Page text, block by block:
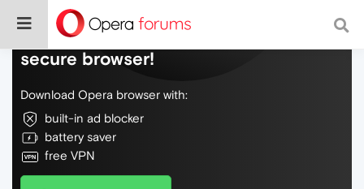
Do more on the web, with a fast and
secure browser!
Download Opera browser with:
built-in ad blocker
battery saver
free VPN